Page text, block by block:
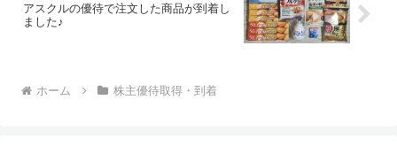
アスクルの優待で注文した商品が到着し
ました♪
ホーム 株主優待取得・到着